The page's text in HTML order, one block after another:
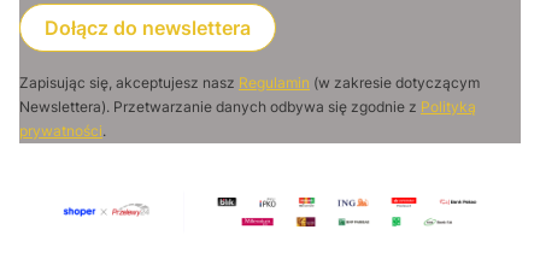
Dołącz do newslettera
Zapisując się, akceptujesz nasz Regulamin (w zakresie dotyczącym
Newslettera). Przetwarzanie danych odbywa się zgodnie z Polityką
prywatności.